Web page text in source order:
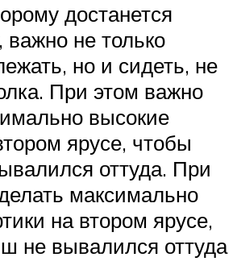
достанется
важно не только
но и сидеть, не
При этом важно
высокие
ярусе, чтобы
оттуда. При
максимально
на втором ярусе,
не вывалился оттуда